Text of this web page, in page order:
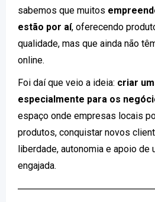
sabemos que muitos
estão por aí, oferecendo
qualidade, mas que ainda não
online.
Foi daí que veio a ideia: criar
especialmente para os
espaço onde empresas locais
produtos, conquistar novos
liberdade, autonomia e apoio de
engajada.